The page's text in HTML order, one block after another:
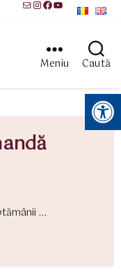
MailInstagram
Facebook
YouTube
Meniu Caută
Instrumente pentru accesibilitate
...